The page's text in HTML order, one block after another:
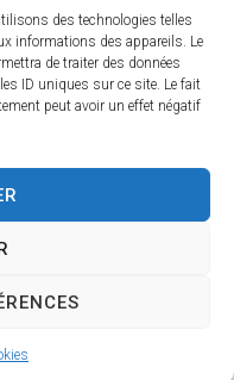
des technologies telles
informations des appareils. Le
de traiter des données
ID uniques sur ce site. Le fait
peut avoir un effet négatif
:
à 18h
:
14h à 17h